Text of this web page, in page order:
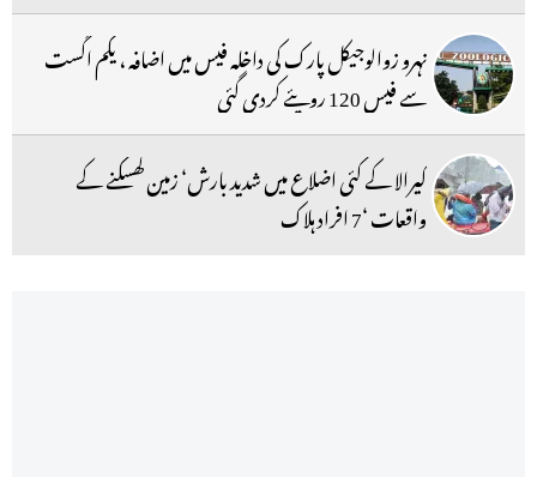
نہرو زوالوجیکل پارک کی داخلہ فیس میں اضافہ ، یکم اگست
سے فیس 120 روپئے کردی گئی
کیرالا کے کئی اضلاع میں شدید بارش‘ زمین کھسکنے کے
واقعات ‘7 افراد ہلاک